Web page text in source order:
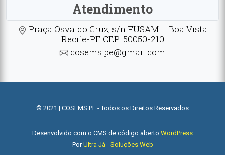
Atendimento
Praça Osvaldo Cruz, s/n FUSAM – Boa Vista
Recife-PE CEP: 50050-210
cosems.pe@gmail.com
© 2021 | COSEMS PE - Todos os Direitos Reservados
Desenvolvido com o CMS de código aberto WordPress
PorUltra Já - Soluções Web